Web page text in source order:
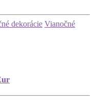
dekorácie Vianočné